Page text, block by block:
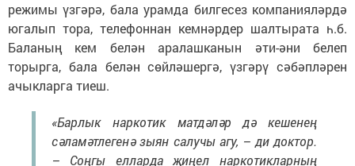
режимы үзгәрә, бала урамда билгесез компанияләрдә
югалып тора, телефоннан кемнәрдер шалтырата һ.б.
Баланың кем белән аралашканын әти-әни белеп
торырга, бала белән сөйләшергә, үзгәрү сәбәпләрен
ачыкларга тиеш.
«Барлык наркотик матдәләр дә кешенең
сәламәтлегенә зыян салучы агу, – ди доктор.
– Соңгы елларда җиңел наркотикларның